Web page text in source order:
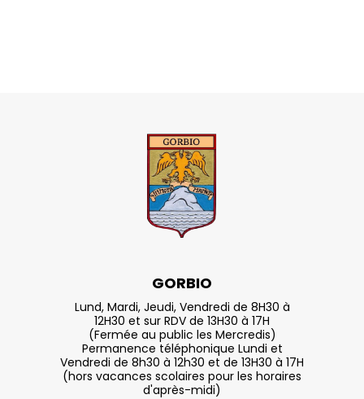
GORBIO
Lund, Mardi, Jeudi, Vendredi de 8H30 à
12H30 et sur RDV de 13H30 à 17H
(Fermée au public les Mercredis)
Permanence téléphonique Lundi et
Vendredi de 8h30 à 12h30 et de 13H30 à 17H
(hors vacances scolaires pour les horaires
d'après-midi)